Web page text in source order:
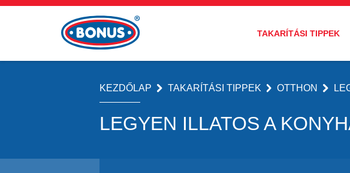
TAKARÍTÁSI TIPPEK
KEZDŐLAP TAKARÍTÁSI TIPPEK OTTHON
LEGYEN ILLATOS A